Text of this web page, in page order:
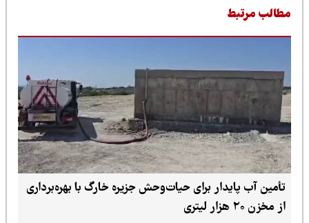
مرتبط
تأمین آب پایدار برای حیات‌وحش جزیره خارگ با بهره‌برداری
از مخزن ۲۰ هزار لیتری